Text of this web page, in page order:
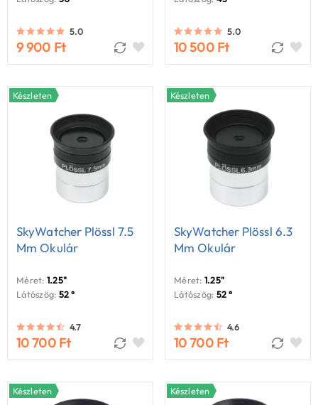
5.0
9 900 Ft
5.0
10 500 Ft
Készleten
SkyWatcher Plössl 7.5
Mm Okulár
Méret: 1.25"
Látószög: 52 °
4.7
10 700 Ft
Készleten
SkyWatcher Plössl 6.3
Mm Okulár
Méret: 1.25"
Látószög: 52 °
4.6
10 700 Ft
Készleten Készleten